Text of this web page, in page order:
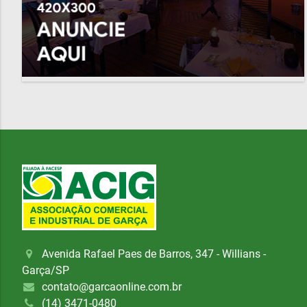
Avenida Rafael Paes de Barros, 347 - Willians -
Garça/SP
contato@garcaonline.com.br
(14) 3471-0480